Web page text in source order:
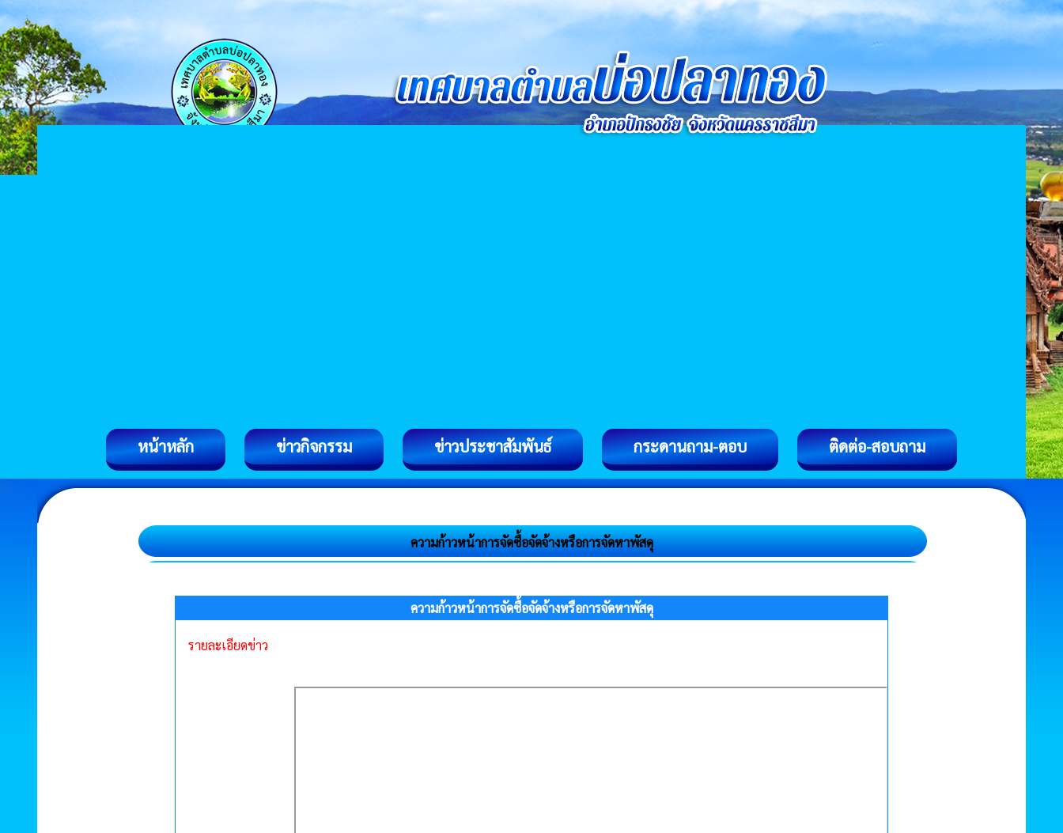
หน้าหลัก ข่าวกิจกรรม ข่าวประชาสัมพันธ์ กระดานถาม-ตอบ ติดต่อ-สอบถาม
ความก้าวหน้าการจัดซื้อจัดจ้างหรือการจัดหาพัสดุ
ความก้าวหน้าการจัดซื้อจัดจ้างหรือการจัดหาพัสดุ
รายละเอียดข่าว